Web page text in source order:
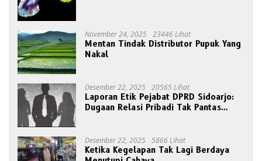
November 24, 2025 23446 Lihat
Mentan Tindak Distributor Pupuk Yang
Nakal
Desember 22, 2025 20565 Lihat
Laporan Etik Pejabat DPRD Sidoarjo:
Dugaan Relasi Pribadi Tak Pantas
Desember 22, 2025 5866 Lihat
Ketika Kegelapan Tak Lagi Berdaya